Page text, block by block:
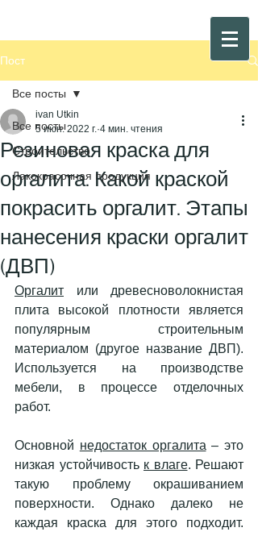
Пост
Все посты
Строительство
Лакокрасочная продукция
Все посты
Резиновая краска для
оргалита. Какой краской
покрасить оргалит. Этапы
нанесения краски оргалит
(ДВП)
ivan Utkin
5 июн. 2022 г. 4 мин. чтения
Оргалит или древесноволокнистая
плита высокой плотности является
популярным строительным
материалом (другое название ДВП).
Используется на производстве
мебели, в процессе отделочных
работ.
Основной недостаток оргалита – это
низкая устойчивость к влаге. Решают
такую проблему окрашиванием
поверхности. Однако далеко не
каждая краска для этого подходит.